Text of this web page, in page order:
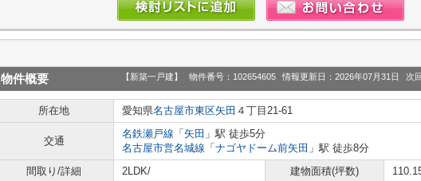
物件概要 【新築一戸建】 物件番号：102654605 情報更新日：2026年07月31日 次
所在地 愛知県名古屋市東区矢田 ４丁目21-61
交通
名鉄瀬戸線 「 矢田 」駅 徒歩5分
名古屋市営名城線 「 ナゴヤドーム前矢田 」駅 徒歩8分
間取り/詳細
2LDK/ 建物面積(坪数)